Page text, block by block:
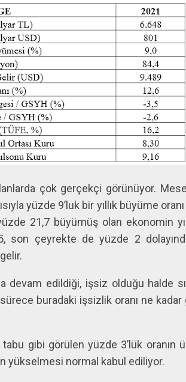
çok gerçekçi görünüyor.
yüzde 9’luk bir yıllık büyüme
21,7 büyümüş olan ekonomin
son çeyrekte de yüzde 2
devam edildiği, işsiz olduğu halde
buradaki işsizlik oranı ne kadar
gibi görülen yüzde 3’lük oranın
yükselmesi normal kabul ediliyor.